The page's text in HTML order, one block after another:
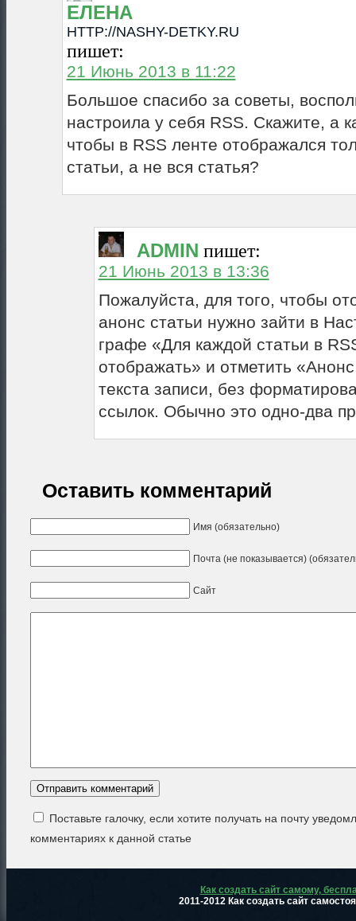
ЕЛЕНА
HTTP://NASHY-DETKY.RU
пишет:
21 Июнь 2013 в 11:22
Большое спасибо за советы,
настроила у себя RSS. Скажите, а
чтобы в RSS ленте отображался
статьи, а не вся статья?
ADMIN пишет:
21 Июнь 2013 в 13:36
Пожалуйста, для того, чтобы
анонс статьи нужно зайти в
графе «Для каждой статьи в
отображать» и отметить
текста записи, без
ссылок. Обычно это одно-два
Оставить комментарий
Имя (обязательно)
Почта (не показывается)
Сайт
Поставьте галочку, если хотите получать на почту
комментариях к данной статье
Как создать сайт самому,
2011-2012 Как создать сайт